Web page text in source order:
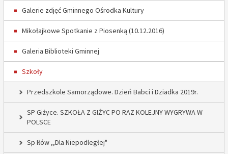
Galerie zdjęć Gminnego Ośrodka Kultury
Mikołajkowe Spotkanie z Piosenką (10.12.2016)
Galeria Biblioteki Gminnej
Szkoły
Przedszkole Samorządowe. Dzień Babci i Dziadka 2019r.
SP Giżyce. SZKOŁA Z GIŻYC PO RAZ KOLEJNY WYGRYWA W
POLSCE
Sp Iłów ,,Dla Niepodległej"